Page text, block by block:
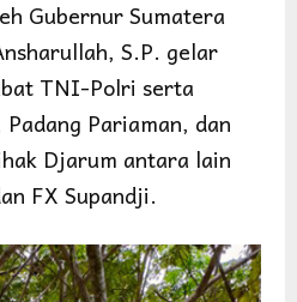
Gubernur Sumatera
S.P. gelar
TNI-Polri serta
Pariaman, dan
Djarum antara lain
FX Supandji.